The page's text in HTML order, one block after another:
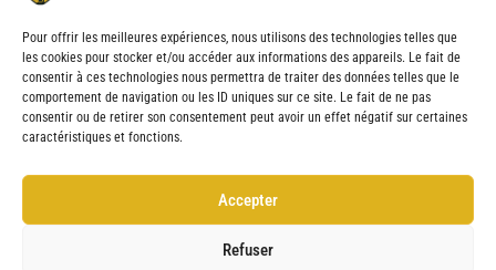
Pour offrir les meilleures expériences, nous utilisons des technologies telles que
les cookies pour stocker et/ou accéder aux informations des appareils. Le fait de
consentir à ces technologies nous permettra de traiter des données telles que le
comportement de navigation ou les ID uniques sur ce site. Le fait de ne pas
consentir ou de retirer son consentement peut avoir un effet négatif sur certaines
caractéristiques et fonctions.
Accepter
Refuser
Nos partenaires
Mentions Légales
Conditions générales de vente
Politique de cookies (UE)